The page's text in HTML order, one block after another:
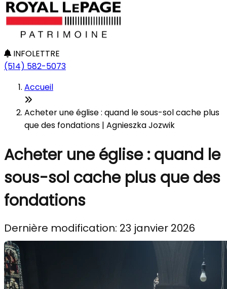
INFOLETTRE
(514) 582-5073
Accueil
Acheter une église : quand le sous-sol cache plus
que des fondations | Agnieszka Jozwik
Acheter une église : quand le
sous-sol cache plus que des
fondations
Dernière modification: 23 janvier 2026